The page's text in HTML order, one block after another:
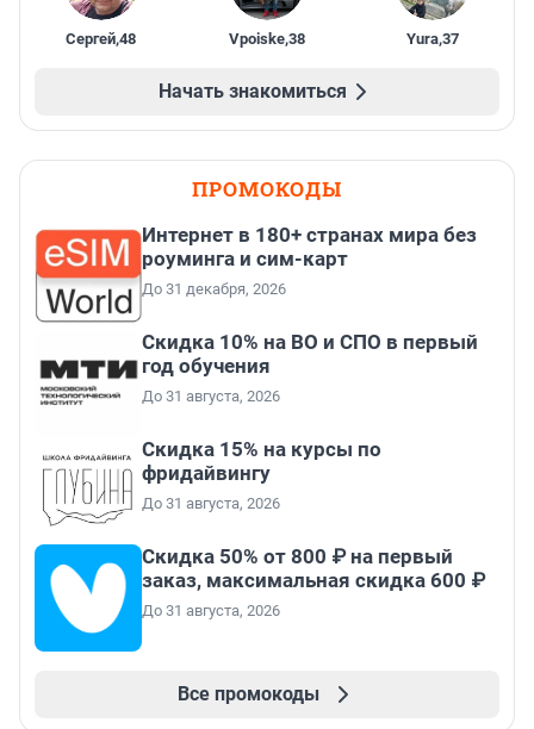
Сергей,48 Vpoiske,38 Yura,37
Начать знакомиться
ПРОМОКОДЫ
Интернет в 180+ странах мира без
роуминга и сим-карт
До 31 декабря, 2026
Скидка 10% на ВО и СПО в первый
год обучения
До 31 августа, 2026
Скидка 15% на курсы по
фридайвингу
До 31 августа, 2026
Скидка 50% от 800 ₽ на первый
заказ, максимальная скидка 600 ₽
До 31 августа, 2026
Все промокоды